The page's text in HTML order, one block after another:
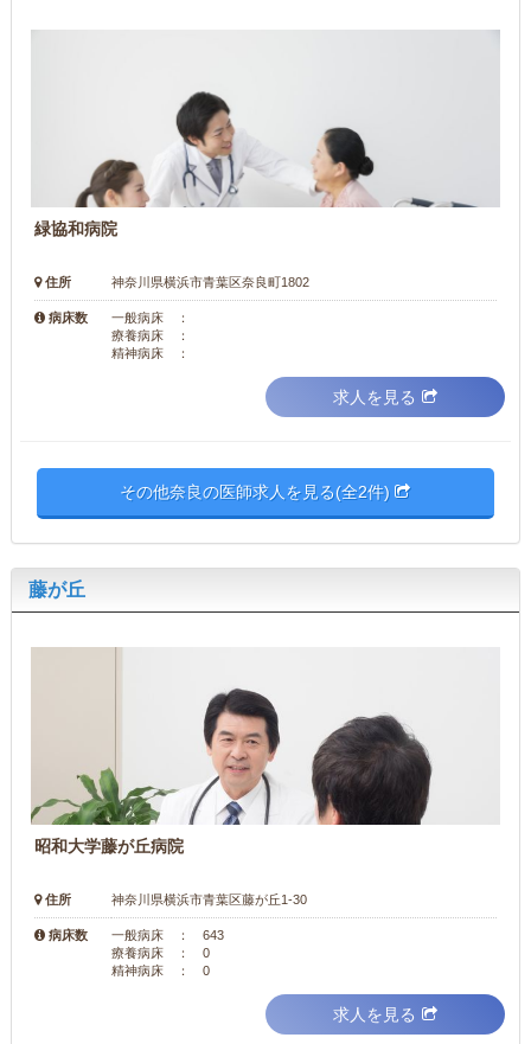
緑協和病院
住所 神奈川県横浜市青葉区奈良町1802
病床数
一般病床 ：
療養病床 ：
精神病床 ：
求人を見る
その他奈良の医師求人を見る(全2件)
藤が丘
昭和大学藤が丘病院
住所 神奈川県横浜市青葉区藤が丘1-30
病床数
一般病床 ： 643
療養病床 ： 0
精神病床 ： 0
求人を見る